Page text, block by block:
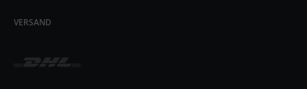
VERSAND